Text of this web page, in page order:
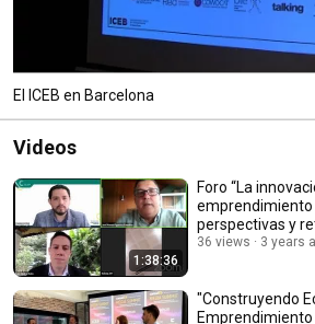
El ICEB en Barcelona
Videos
1:38:36
Foro “La
emprendimiento
perspectivas y
ICEB - CELIEM
36 views 3 years
"Construyendo
Emprendimiento